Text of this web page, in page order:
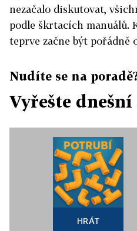
nezačalo diskutovat,
podle škrtacích manuálů.
teprve začne být pořádně
Nudíte se na
Vyřešte
HRÁT